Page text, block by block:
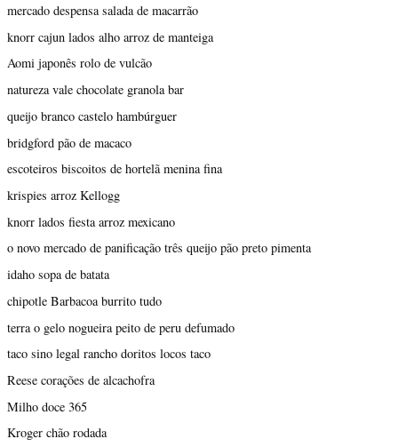
mercado despensa salada de macarrão
knorr cajun lados alho arroz de manteiga
Aomi japonês rolo de vulcão
natureza vale chocolate granola bar
queijo branco castelo hambúrguer
bridgford pão de macaco
escoteiros biscoitos de hortelã menina fina
krispies arroz Kellogg
knorr lados fiesta arroz mexicano
o novo mercado de panificação três queijo pão preto pimenta
idaho sopa de batata
chipotle Barbacoa burrito tudo
terra o gelo nogueira peito de peru defumado
taco sino legal rancho doritos locos taco
Reese corações de alcachofra
Milho doce 365
Kroger chão rodada